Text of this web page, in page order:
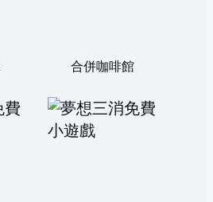
合併咖啡館